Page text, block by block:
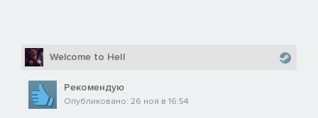
Welcome to HeII
Рекомендую
Опубликовано: 26 ноя в 16:54